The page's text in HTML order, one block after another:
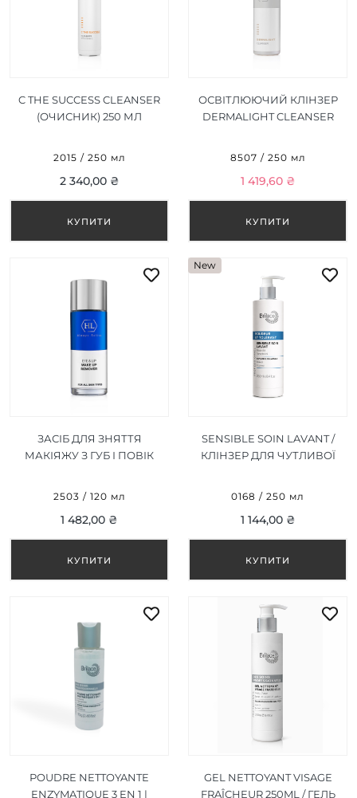
C THE SUCCESS CLEANSER
(ОЧИСНИК) 250 МЛ
2015 / 250 мл
2 340,00 ₴
ОСВІТЛЮЮЧИЙ КЛІНЗЕР
DERMALIGHT CLEANSER
8507 / 250 мл
1 419,60 ₴
ЗАСІБ ДЛЯ ЗНЯТТЯ
МАКІЯЖУ З ГУБ І ПОВІК
2503 / 120 мл
1 482,00 ₴
New
SENSIBLE SOIN LAVANT /
КЛІНЗЕР ДЛЯ ЧУТЛИВОЇ
0168 / 250 мл
1 144,00 ₴
POUDRE NETTOYANTE
ENZYMATIQUE 3 EN 1 |
GEL NETTOYANT VISAGE
FRAÎCHEUR 250ML / ГЕЛЬ